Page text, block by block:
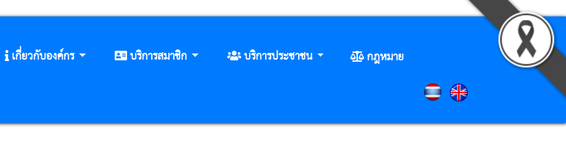
เกี่ยวกับองค์กร บริการสมาชิก บริการประชาชน
กฎหมาย